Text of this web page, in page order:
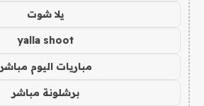
يلا شوت
yalla shoot
مباريات اليوم مباشر
برشلونة مباشر